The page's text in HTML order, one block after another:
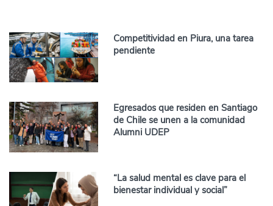
Competitividad en Piura, una tarea
pendiente
Egresados que residen en Santiago
de Chile se unen a la comunidad
Alumni UDEP
“La salud mental es clave para el
bienestar individual y social”